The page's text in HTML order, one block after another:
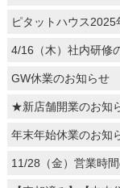
ピタットハウス
4/16（木）社内研修
GW休業のお知らせ
★新店舗開業のお知
年末年始休業のお知
11/28（金）営業時